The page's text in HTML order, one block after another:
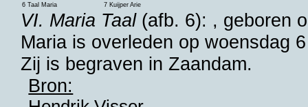
6 Taal Maria 7 Kuijper Arie
VI. Maria Taal(afb. 6): , geboren
Maria is overleden op woensdag
Zij is begraven inZaandam.
Bron: